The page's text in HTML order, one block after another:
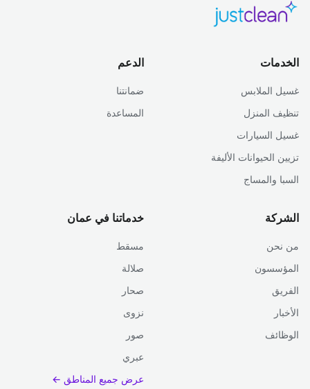
الخدمات
غسيل الملابس
تنظيف المنزل
غسيل السيارات
تزيين الحيوانات الأليفة
السبا والمساج
الدعم
ضمانتنا
المساعدة
الشركة
من نحن
المؤسسون
الفريق
الأخبار
الوظائف
خدماتنا في عمان
مسقط
صلالة
صحار
نزوى
صور
عبري
عرض جميع المناطق ←